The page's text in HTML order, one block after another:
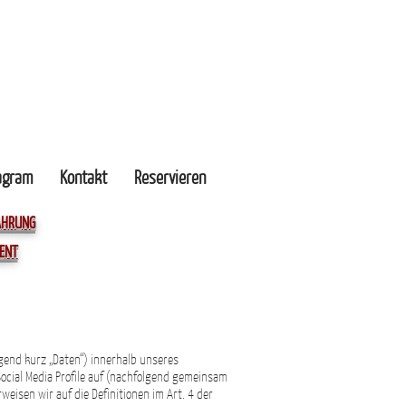
Kontakt Reservieren
kurz „Daten“) innerhalb unseres
Media Profile auf (nachfolgend gemeinsam
wir auf die Definitionen im Art. 4 der